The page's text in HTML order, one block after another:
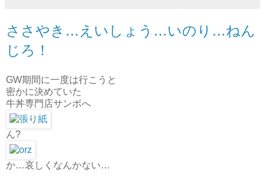
ささやき…えいしょう…いのり…ねん
じろ！
GW期間に一度は行こうと
密かに決めていた
牛丼専門店サンボへ
ん?
か…哀しくなんかない…